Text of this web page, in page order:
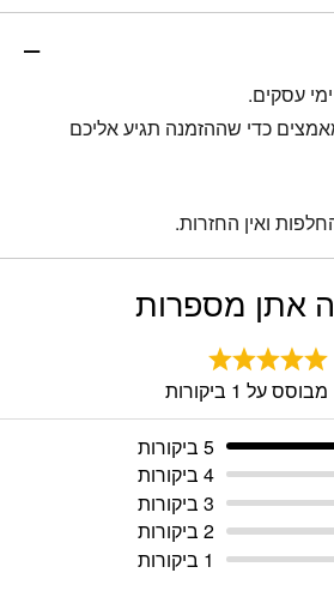
כדי שההזמנה תגיע אליכם
ואין החזרות.
אתן מספרות
מבוסס על 1 ביקורות
5 ביקורות
4 ביקורות
3 ביקורות
2 ביקורות
1 ביקורות